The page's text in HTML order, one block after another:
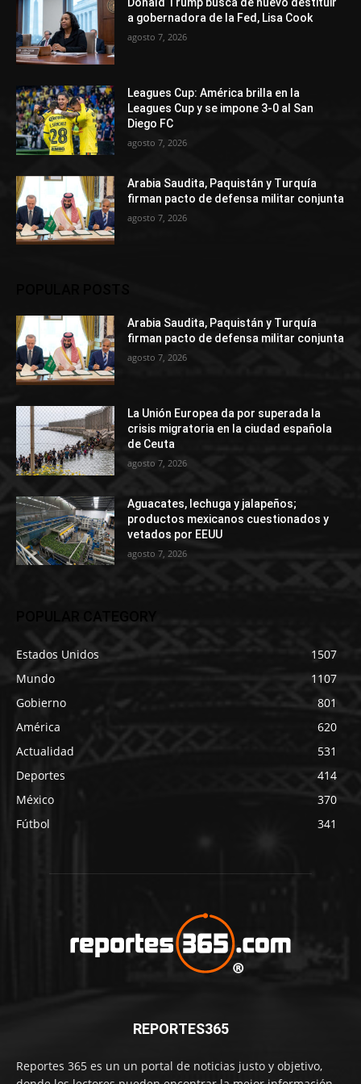
Donald Trump busca de nuevo destituir
a gobernadora de la Fed, Lisa Cook
agosto 7, 2026
Leagues Cup: América brilla en la
Leagues Cup y se impone 3-0 al San
Diego FC
agosto 7, 2026
Arabia Saudita, Paquistán y Turquía
firman pacto de defensa militar conjunta
agosto 7, 2026
Arabia Saudita, Paquistán y Turquía
firman pacto de defensa militar conjunta
agosto 7, 2026
La Unión Europea da por superada la
crisis migratoria en la ciudad española
de Ceuta
agosto 7, 2026
Aguacates, lechuga y jalapeños;
productos mexicanos cuestionados y
vetados por EEUU
agosto 7, 2026
POPULAR CATEGORY
Estados Unidos
1507
Mundo
1107
Gobierno
801
América
620
Actualidad
531
Deportes
414
México
370
Fútbol
341
REPORTES365
Reportes 365 es un un portal de noticias justo y objetivo,